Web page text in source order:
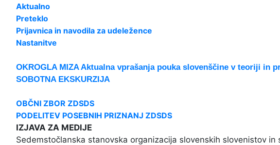
Aktualno
Preteklo
Prijavnica in navodila za udeležence
Nastanitve
OKROGLA MIZA Aktualna vprašanja pouka slovenščine v teoriji in
SOBOTNA EKSKURZIJA
OBČNI ZBOR ZDSDS
PODELITEV POSEBNIH PRIZNANJ ZDSDS
IZJAVA ZA MEDIJE
Sedemstočlanska stanovska organizacija slovenskih slovenistov